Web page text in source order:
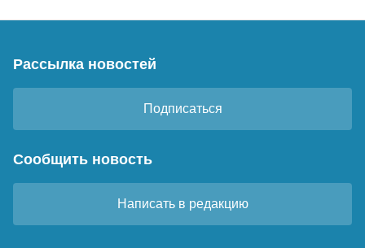
Рассылка новостей
Подписаться
Сообщить новость
Написать в редакцию